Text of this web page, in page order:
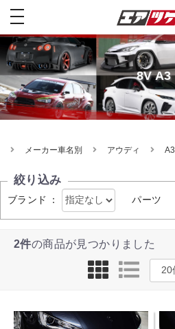
toggle
8V A3
メーカー車名別 アウディ A3
絞り込み
ブランド ： パーツ
2件の商品が見つかりました